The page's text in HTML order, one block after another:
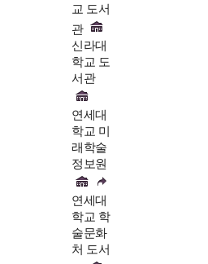
교 도서
관
신라대
학교 도
서관
연세대
학교 미
래학술
정보원
연세대
학교 학
술문화
처 도서